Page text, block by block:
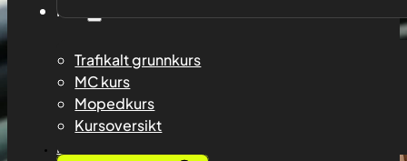
Kurs
Trafikalt grunnkurs
MC kurs
Mopedkurs
Kursoversikt
Priser